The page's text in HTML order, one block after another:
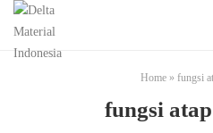
Home » fungsi
fungsi